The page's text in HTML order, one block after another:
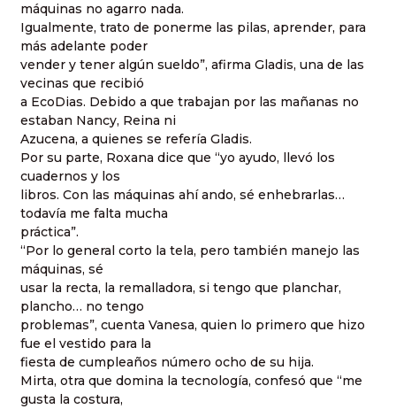
máquinas no agarro nada.
Igualmente, trato de ponerme las pilas, aprender, para
más adelante poder
vender y tener algún sueldo”, afirma Gladis, una de las
vecinas que recibió
a EcoDias. Debido a que trabajan por las mañanas no
estaban Nancy, Reina ni
Azucena, a quienes se refería Gladis.
Por su parte, Roxana dice que “yo ayudo, llevó los
cuadernos y los
libros. Con las máquinas ahí ando, sé enhebrarlas…
todavía me falta mucha
práctica”.
“Por lo general corto la tela, pero también manejo las
máquinas, sé
usar la recta, la remalladora, si tengo que planchar,
plancho… no tengo
problemas”, cuenta Vanesa, quien lo primero que hizo
fue el vestido para la
fiesta de cumpleaños número ocho de su hija.
Mirta, otra que domina la tecnología, confesó que “me
gusta la costura,